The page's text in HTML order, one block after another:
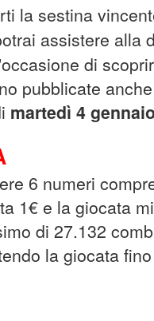
la sestina
assistere alla
di
pubblicate
martedì 4
6 numeri
1€ e la giocata
di 27.132
la giocata